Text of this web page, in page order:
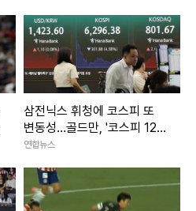
삼전닉스 휘청에 코스피 또
변동성…골드만, '코스피 12,0
00' 유지(종합)
연합뉴스